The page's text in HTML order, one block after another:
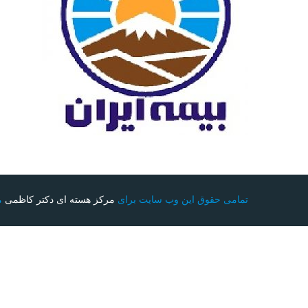
تمامی حقوق این وب سایت برای مرکز هسته ای دکتر کاظمی